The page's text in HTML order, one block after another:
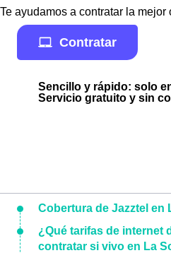
Te ayudamos a contratar la mejor
Contratar
Sencillo y rápido: solo
Servicio gratuito y sin
Cobertura de Jazztel en
¿Qué tarifas de internet
contratar si vivo en La